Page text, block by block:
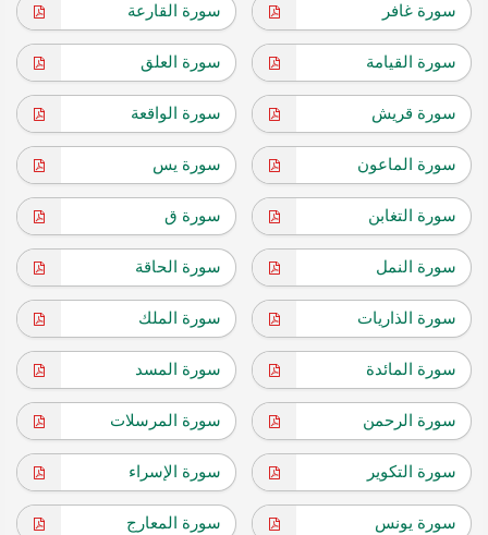
سورة غافر سورة القارعة
سورة القيامة سورة العلق
سورة قريش سورة الواقعة
سورة الماعون سورة يس
سورة التغابن سورة ق
سورة النمل سورة الحاقة
سورة الذاريات سورة الملك
سورة المائدة سورة المسد
سورة الرحمن سورة المرسلات
سورة التكوير سورة الإسراء
سورة يونس سورة المعارج